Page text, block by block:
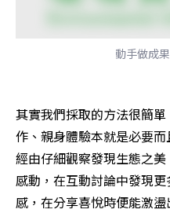
動手做成
其實我們採取的方法很簡
作、親身體驗本就是必要
經由仔細觀察發現生態之
感動，在互動討論中發現
感，在分享喜悅時便能激